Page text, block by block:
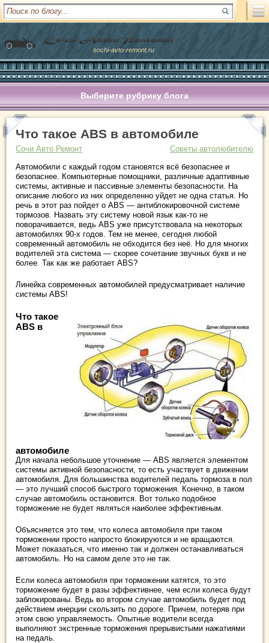
sochi-avto-remont.ru
Выберите рубрику блога
Что такое ABS в автомобиле
Сочи Авто Ремонт
Советы автолюбителю
Автомобили с каждый годом становятся всё безопаснее и
безопаснее. Компьютерные помощники, различные адаптивные
системы, активные и пассивные элементы безопасности. На
описание любого из них определенно уйдет не одна статья. Но
речь в этот раз пойдет о ABS — антиблокировочной системе
тормозов. Назвать эту систему новой язык как-то не
поворачивается, ведь ABS уже присутствовала на некоторых
автомобилях 90-х годов. Тем не менее, сегодня любой
современный автомобиль не обходится без неё. Но для многих
водителей эта система — скорее сочетание звучных букв и не
более. Так как же работает ABS?
Линейка современных автомобилей предусматривает наличие
системы ABS!
Что такое
ABS в
автомобиле
Для начала небольшое уточнение — ABS является элементом
системы активной безопасности, то есть участвует в движении
автомобиля. Для большинства водителей педаль тормоза в пол
— это лучший способ быстрого торможения. Конечно, в таком
случае автомобиль остановится. Вот только подобное
торможение не будет являться наиболее эффективным.
Объясняется это тем, что колеса автомобиля при таком
торможении просто напросто блокируются и не вращаются.
Может показаться, что именно так и должен останавливаться
автомобиль. Но на самом деле это не так.
Если колеса автомобиля при торможении катятся, то это
торможение будет в разы эффективнее, чем если колеса будут
заблокированы. Ведь во втором случае автомобиль будет под
действием инерции скользить по дороге. Причем, потеряв при
этом свою управляемость. Опытные водители всегда
выполняют экстренные торможения прерывистыми нажатиями
на педаль.